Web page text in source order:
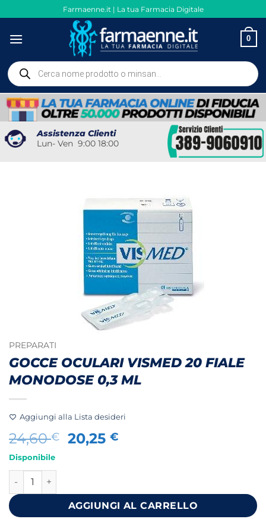
ai
contenuti
Farmaenne.it | La tua Farmacia Digitale
0
Ricerca
prodotti
Assistenza Clienti
Lun- Ven 9:00 18:00
PREPARATI
GOCCE OCULARI VISMED 20 FIALE
MONODOSE 0,3 ML
Aggiungi alla Lista desideri
24,60€
Il
24,60 €.
20,25€
20,25 €.
Disponibile
GOCCE OCULARI VISMED 20 FIALE MONODOSE 0,3 ML
AGGIUNGI AL CARRELLO